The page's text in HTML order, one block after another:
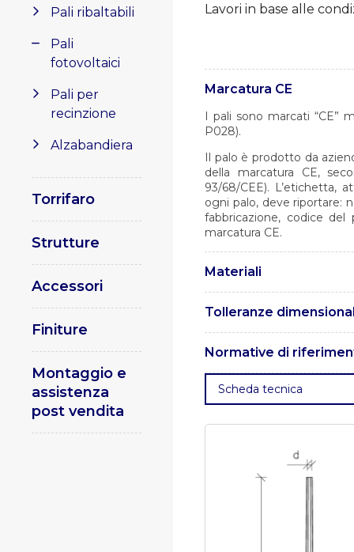
Pali ribaltabili
Pali
fotovoltaici
Pali per
recinzione
Alzabandiera
Torrifaro
Strutture
Accessori
Finiture
Montaggio e
assistenza
post vendita
Lavori in base alle
Marcatura CE
I pali sono marcati “CE”
P028).
Il palo è prodotto da
della marcatura CE,
93/68/CEE). L’etichetta,
ogni palo, deve riportare:
fabbricazione, codice
marcatura CE.
Materiali
UNI EN 10025.
Tolleranze
Normative di
. UNI EN 1461 –
ferrosi e articoli di acciaio.
impieghi strutturali. UNI
saldatura per materiali
qualificazione delle
procedura di saldatura.
pubblica. Parte 2 – Parte 3
Scheda tecnica